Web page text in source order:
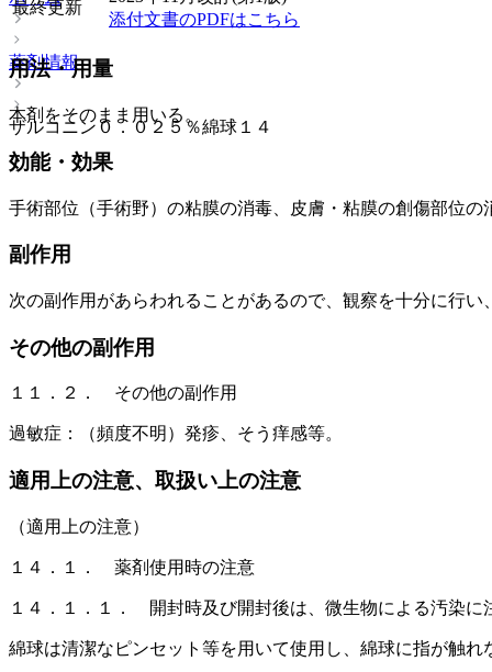
薬剤情報
ザルコニン０．０２５％綿球１４
最終更新
添付文書のPDFはこちら
用法・用量
本剤をそのまま用いる。
効能・効果
手術部位（手術野）の粘膜の消毒、皮膚・粘膜の創傷部位の
副作用
次の副作用があらわれることがあるので、観察を十分に行
その他の副作用
１１．２． その他の副作用
過敏症：（頻度不明）発疹、そう痒感等。
適用上の注意、取扱い上の注意
（適用上の注意）
１４．１． 薬剤使用時の注意
１４．１．１． 開封時及び開封後は、微生物による汚染に
綿球は清潔なピンセット等を用いて使用し、綿球に指が触れ